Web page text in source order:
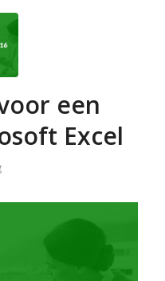
een
Excel